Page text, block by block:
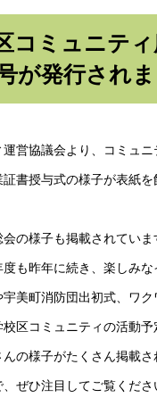
コミュニテ
が発行されま
営協議会より、コミュ
書授与式の様子が表紙
の様子も掲載されてい
も昨年に続き、楽しみ
美町消防団出初式、ワク
区コミュニティの活動予
の様子がたくさん掲載さ
ぜひ注目してご覧くださ